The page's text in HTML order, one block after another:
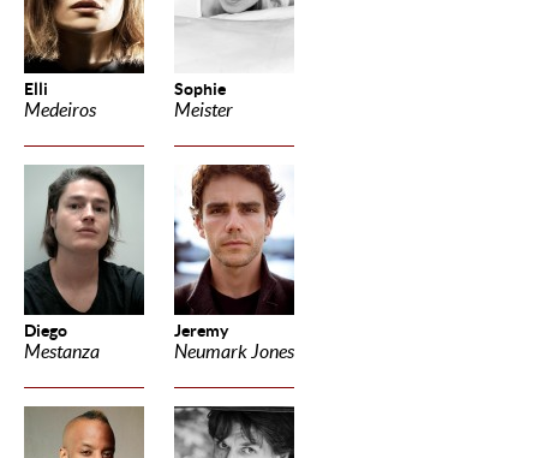
Elli
Medeiros
Sophie
Meister
Diego
Mestanza
Jeremy
Neumark Jones